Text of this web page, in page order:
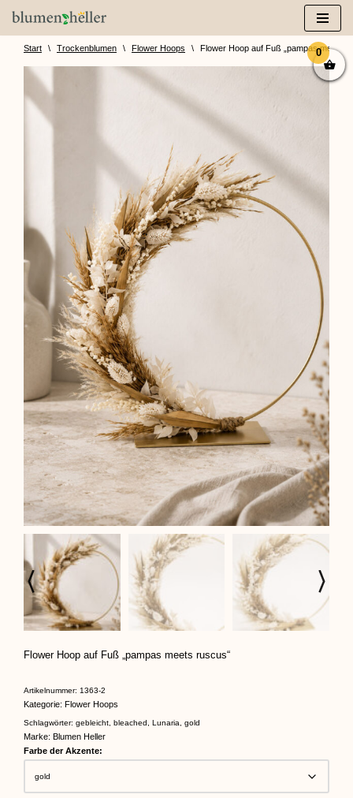
Zum
InhaltStart \ Trockenblumen \ Flower Hoops \ Flower Hoop auf Fuß „pampas meets
Flower Hoop auf Fuß „pampas meets ruscus“
Artikelnummer: 1363-2
Kategorie: Flower Hoops
Schlagwörter: gebleicht bleached Lunaria gold
Marke: Blumen Heller
Farbe der Akzente:
0